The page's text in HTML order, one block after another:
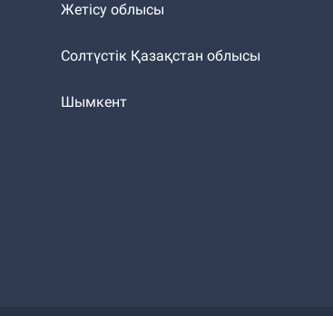
Жетісу облысы
Солтүстік Қазақстан облысы
Шымкент